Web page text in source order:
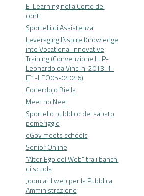
E-Learning nella Corte dei
conti
Sportelli di Assistenza
Leveraging INspire Knowledge
into Vocational Innovative
Training (Convenzione LLP-
Leonardo da Vinci n. 2013-1-
IT1-LEO05-04046)
Coderdojo Biella
Meet no Neet
Sportello pubblico del sabato
pomeriggio
eGov meets schools
Senior Online
"Alter Ego del Web" tra i banchi
di scuola
Joomla! il web per la Pubblica
Amministrazione